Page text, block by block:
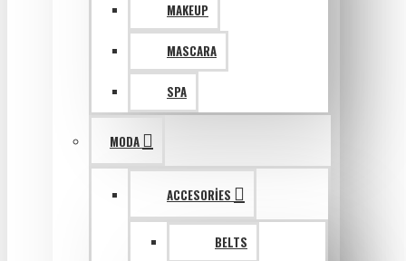
MAKEUP
MASCARA
SPA
MODA
ACCESORIES
BELTS